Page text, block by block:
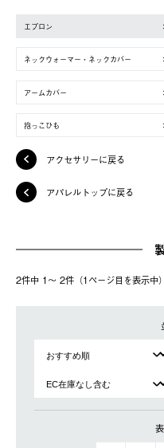
エプロン
ネックウォーマー・ネックカバー
アームカバー
抱っこひも
アクセサリーに戻る
アパレルトップに戻る
2件中 1〜 2件（1ページ⽬を表⽰中）